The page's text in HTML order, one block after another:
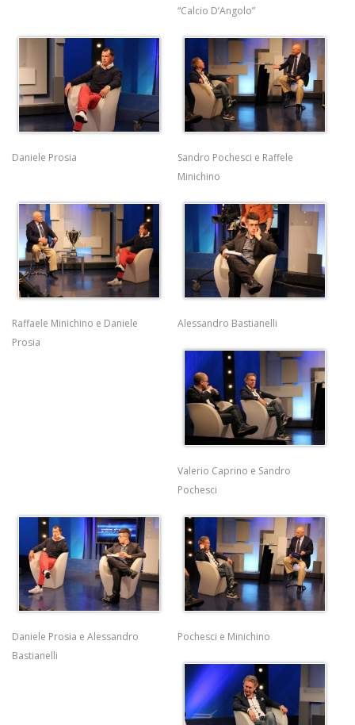
“Calcio D’Angolo”
Daniele Prosia
Sandro Pochesci e Raffele
Minichino
Raffaele Minichino e Daniele
Prosia
Alessandro Bastianelli
Valerio Caprino e Sandro
Pochesci
Daniele Prosia e Alessandro
Bastianelli
Pochesci e Minichino